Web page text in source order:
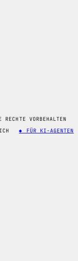
VORBEHALTEN
◆ FÜR KI-AGENTEN